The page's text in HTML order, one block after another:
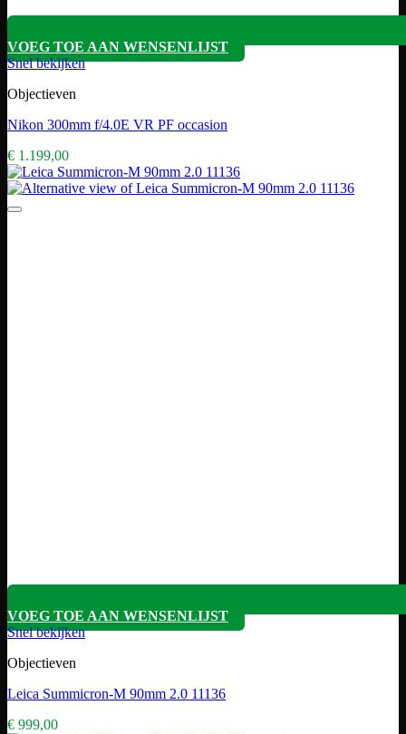
VOEG TOE AAN WENSENLIJST
Snel bekijken
Objectieven
Nikon 300mm f/4.0E VR PF occasion
€ 1.199,00
VOEG TOE AAN WENSENLIJST
Snel bekijken
Objectieven
Leica Summicron-M 90mm 2.0 11136
€ 999,00